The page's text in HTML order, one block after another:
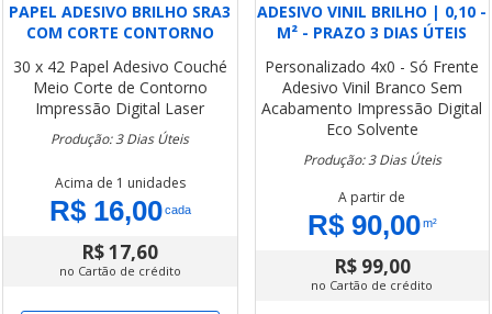
PAPEL ADESIVO BRILHO SRA3
COM CORTE CONTORNO
30 x 42 Papel Adesivo Couché
Meio Corte de Contorno
Impressão Digital Laser
Produção: 3 Dias Úteis
Acima de 1 unidades
R$ 16,00cada
R$ 17,60
no Cartão de crédito
ADESIVO VINIL BRILHO | 0,10 -
M² - PRAZO 3 DIAS ÚTEIS
Personalizado 4x0 - Só Frente
Adesivo Vinil Branco Sem
Acabamento Impressão Digital
Eco Solvente
Produção: 3 Dias Úteis
A partir de
R$ 90,00m²
R$ 99,00
no Cartão de crédito